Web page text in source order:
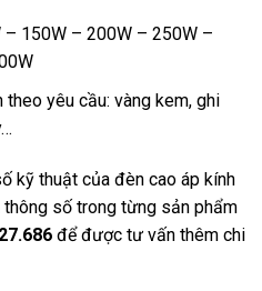
– 150W – 200W – 250W –
theo yêu cầu: vàng kem, ghi
kỹ thuật của đèn cao áp kính
số trong từng sản phẩm
để được tư vấn thêm chi